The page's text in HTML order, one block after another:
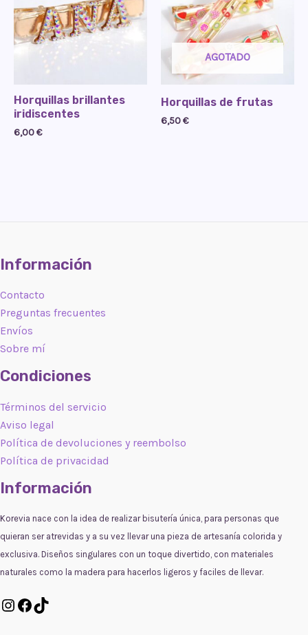
Horquillas brillantes
iridiscentes
6,00€
AGOTADO
Horquillas de frutas
6,50€
Información
Contacto
Preguntas frecuentes
Envíos
Sobre mí
Condiciones
Términos del servicio
Aviso legal
Política de devoluciones y reembolso
Política de privacidad
Información
Korevia nace con la idea de realizar bisutería única, para personas que
quieran ser atrevidas y a su vez llevar una pieza de artesanía colorida y
exclusiva. Diseños singulares con un toque divertido, con materiales
naturales como la madera para hacerlos ligeros y faciles de llevar.
Instagram
Facebook